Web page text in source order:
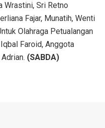
Wrastini, Sri Retno
Fajar, Munatih, Wenti
Olahraga Petualangan
Faroid, Anggota
(SABDA)